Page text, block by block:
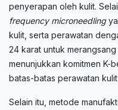
penyerapan oleh kulit.
frequency microneedling
kulit, serta perawatan
24 karat untuk
menunjukkan komitmen K-
batas-batas perawatan
Selain itu, metode